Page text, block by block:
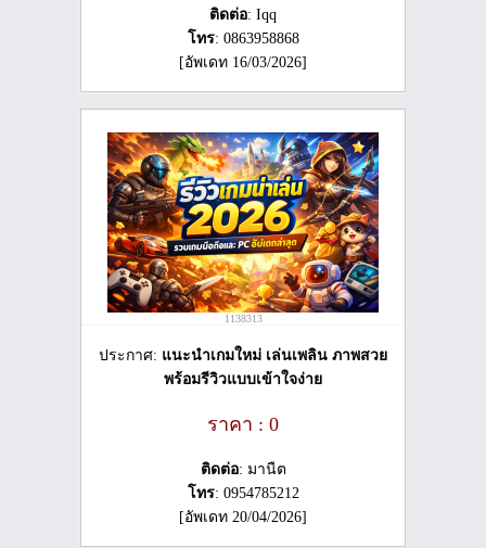
ติดต่อ: Iqq
โทร: 0863958868
[อัพเดท 16/03/2026]
1138313
ประกาศ: แนะนำเกมใหม่ เล่นเพลิน ภาพสวย
พร้อมรีวิวแบบเข้าใจง่าย
ราคา : 0
ติดต่อ: มานืต
โทร: 0954785212
[อัพเดท 20/04/2026]